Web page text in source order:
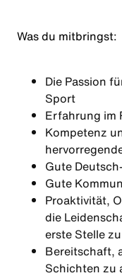
Was du mitbringst:
Die Passion
Sport
Erfahrung im
Kompetenz
Gute
Gute
Proaktivität,
die
erste Stelle
Bereitschaft,
Schichten zu